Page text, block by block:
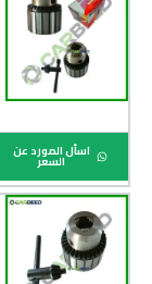
اسأل المورد عن
السعر